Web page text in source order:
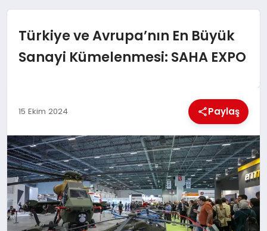
GUNCEL
SAĞLIK
BESLENME
EĞITIM
EKONOMI
Türkiye ve Avrupa’nın En Büyük
Sanayi Kümelenmesi: SAHA EXPO
15 Ekim 2024 Paylaş